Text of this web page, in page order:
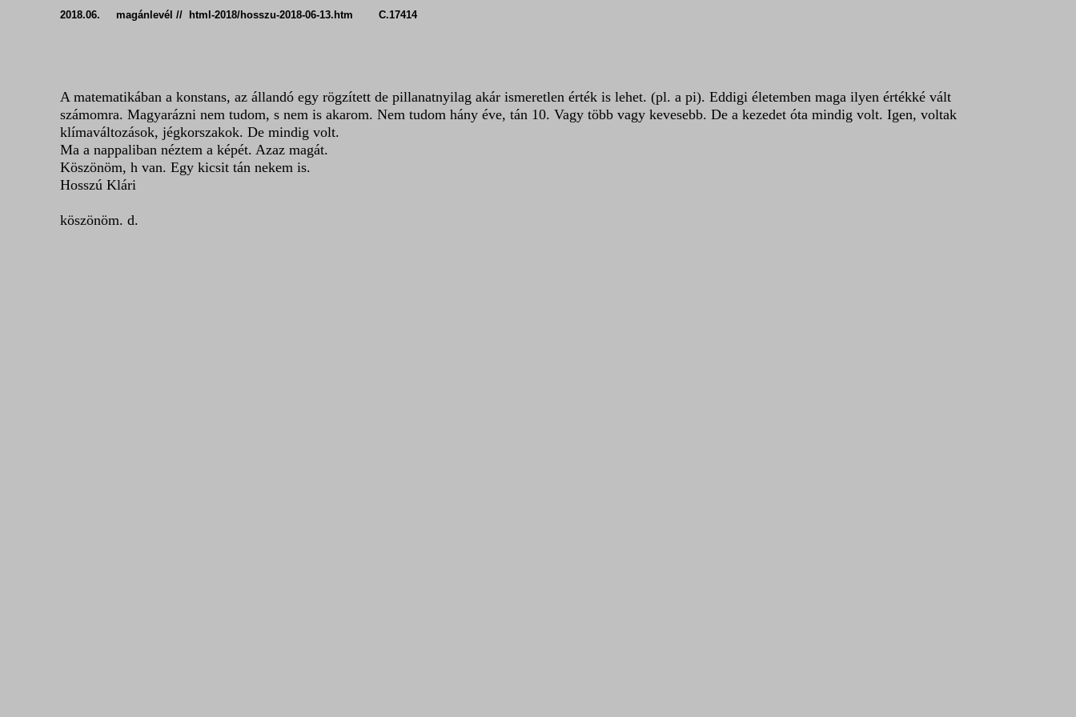
2018.06. magánlevél // html-2018/hosszu-2018-06-13.htm C.17414
A matematikában a konstans, az állandó egy rögzített de pillanatnyilag akár ismeretlen érték is lehet. (pl. a pi). Eddigi életemben maga ilyen értékké vált
számomra. Magyarázni nem tudom, s nem is akarom. Nem tudom hány éve, tán 10. Vagy több vagy kevesebb. De a kezedet óta mindig volt. Igen, voltak
klímaváltozások, jégkorszakok. De mindig volt.
Ma a nappaliban néztem a képét. Azaz magát.
Köszönöm, h van. Egy kicsit tán nekem is.
Hosszú Klári
köszönöm. d.